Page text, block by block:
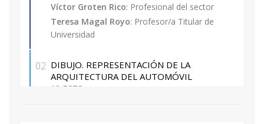
estudiantes de grado que tengan pendiente
como máximo 30 ECTS (incluido el TFG). En este
caso, no podrán solicitar la expedición del título
correspondiente.
Víctor Groten Rico : Profesional del sector
Teresa Magal Royo: Profesor/a Titular de
Universidad
02 DIBUJO. REPRESENTACIÓN DE LA
ARQUITECTURA DEL AUTOMÓVIL
12 ECTS